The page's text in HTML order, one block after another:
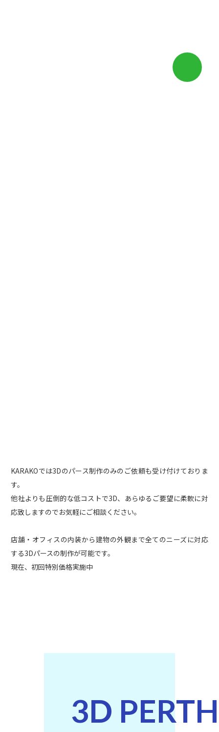
KARAKOでは3Dのパース制作のみのご依頼も受け付けておりま
す。
他社よりも圧倒的な低コストで3D、あらゆるご要望に柔軟に対
応致しますのでお気軽にご相談ください。
店舗・オフィスの内装から建物の外観まで全てのニーズに対応
する3Dパースの制作が可能です。
現在、初回特別価格実施中
3D PERTH